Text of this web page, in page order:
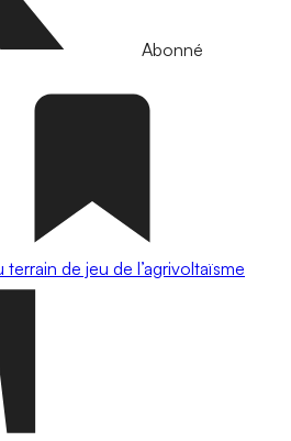
Abonné
de jeu de l’agrivoltaïsme